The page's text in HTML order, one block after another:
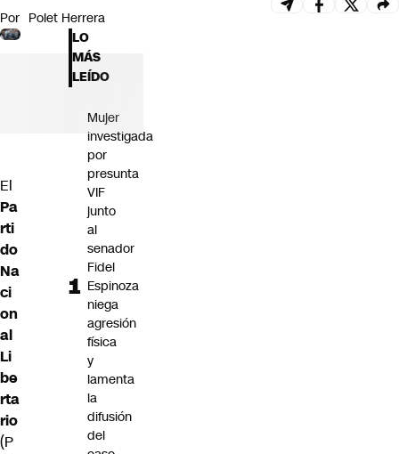
Por Polet Herrera
El
Pa
rti
do
Na
ci
on
al
Li
be
rta
rio
(P
LO
MÁS
LEÍDO
Mujer
investigada
por
presunta
VIF
junto
al
senador
Fidel
Espinoza
niega
agresión
física
y
lamenta
la
difusión
del